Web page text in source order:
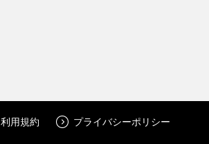
利用規約 プライバシーポリシー